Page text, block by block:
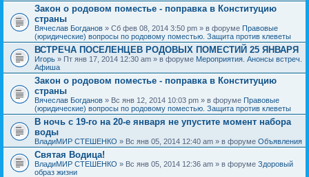
Закон о родовом поместье - поправка в Конституцию
страны
Вячеслав Богданов » Сб фев 08, 2014 3:50 pm » в форуме Правовые
(юридические) вопросы по родовому поместью. Защита против клеветы
ВСТРЕЧА ПОСЕЛЕНЦЕВ РОДОВЫХ ПОМЕСТИЙ 25 ЯНВАРЯ
Игорь » Пт янв 17, 2014 12:30 am » в форуме Мероприятия. Анонсы встреч.
Афиша
Закон о родовом поместье - поправка в Конституцию
страны
Вячеслав Богданов » Вс янв 12, 2014 10:03 pm » в форуме Правовые
(юридические) вопросы по родовому поместью. Защита против клеветы
В ночь с 19-го на 20-е января не упустите момент набора
воды
ВладиМИР СТЕШЕНКО » Вс янв 05, 2014 12:40 am » в форуме Объявления
Святая Водица!
ВладиМИР СТЕШЕНКО » Вс янв 05, 2014 12:36 am » в форуме Здоровый
образ жизни